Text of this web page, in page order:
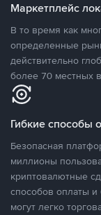
Маркетплейс
В то время как
определенные
действительно
более 70 местных
Гибкие способы
Безопасная
миллионы
криптовалютные
способов оплаты
могут легко